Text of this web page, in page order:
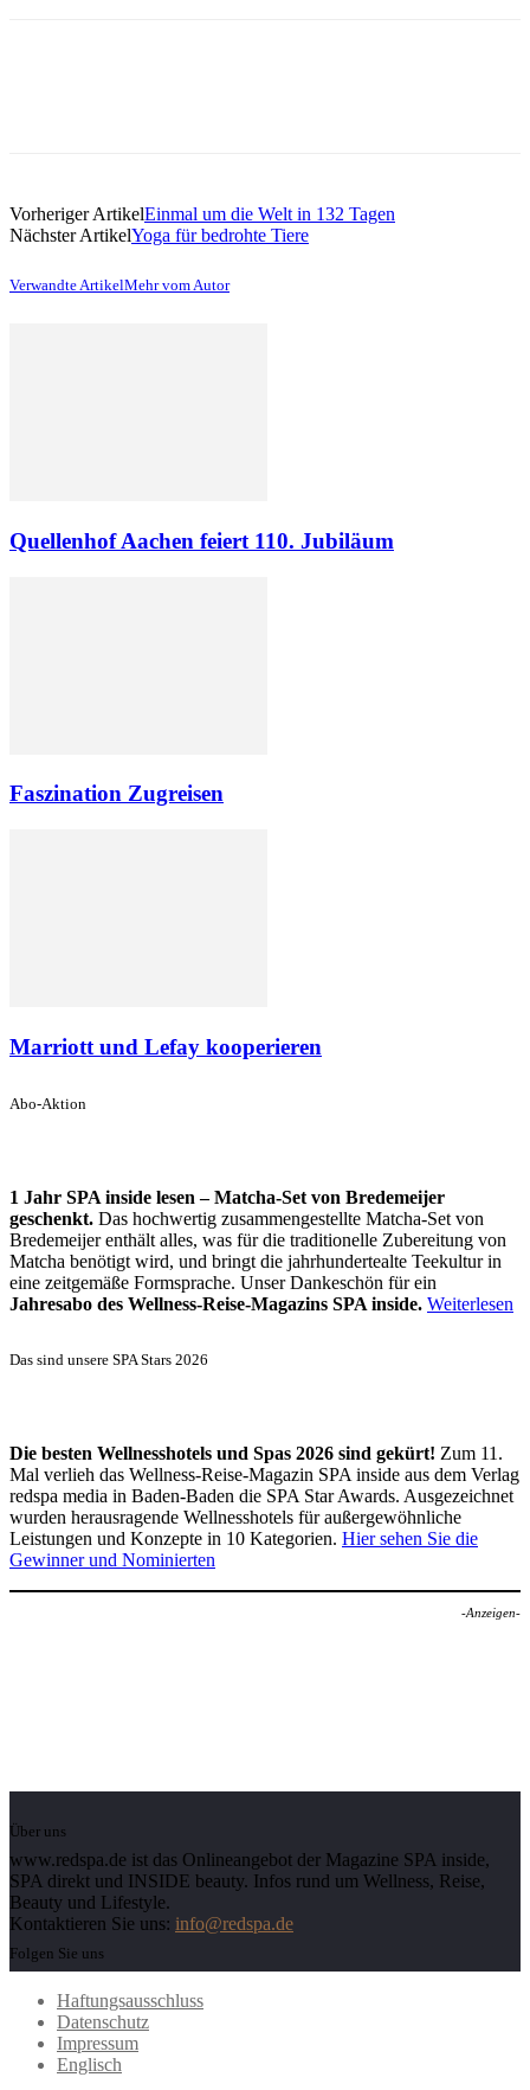
Vorheriger ArtikelEinmal um die Welt in 132 Tagen
Nächster ArtikelYoga für bedrohte Tiere
Verwandte ArtikelMehr vom Autor
Quellenhof Aachen feiert 110. Jubiläum
Faszination Zugreisen
Marriott und Lefay kooperieren
Abo-Aktion
1 Jahr SPA inside lesen – Matcha-Set von Bredemeijer
geschenkt. Das hochwertig zusammengestellte Matcha-Set von
Bredemeijer enthält alles, was für die traditionelle Zubereitung von
Matcha benötigt wird, und bringt die jahrhundertealte Teekultur in
eine zeitgemäße Formsprache. Unser Dankeschön für ein
Jahresabo des Wellness-Reise-Magazins SPA inside. Weiterlesen
Das sind unsere SPA Stars 2026
Die besten Wellnesshotels und Spas 2026 sind gekürt! Zum 11.
Mal verlieh das Wellness-Reise-Magazin SPA inside aus dem Verlag
redspa media in Baden-Baden die SPA Star Awards. Ausgezeichnet
wurden herausragende Wellnesshotels für außergewöhnliche
Leistungen und Konzepte in 10 Kategorien. Hier sehen Sie die
Gewinner und Nominierten
-Anzeigen-
Über uns
www.redspa.de ist das Onlineangebot der Magazine SPA inside,
SPA direkt und INSIDE beauty. Infos rund um Wellness, Reise,
Beauty und Lifestyle.
Kontaktieren Sie uns: info@redspa.de
Folgen Sie uns
Haftungsausschluss
Datenschutz
Impressum
Englisch